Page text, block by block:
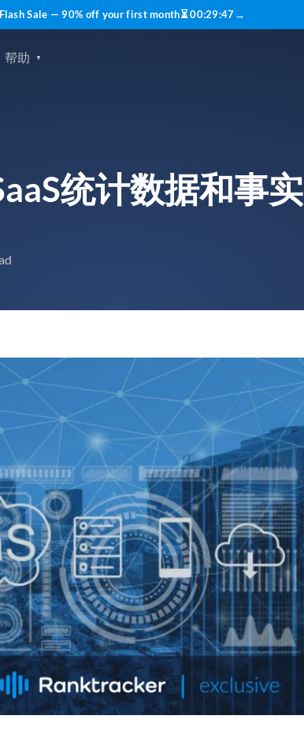
Flash Sale — 90% off your first month⏳00:29:45→
帮助
统计数据和事实